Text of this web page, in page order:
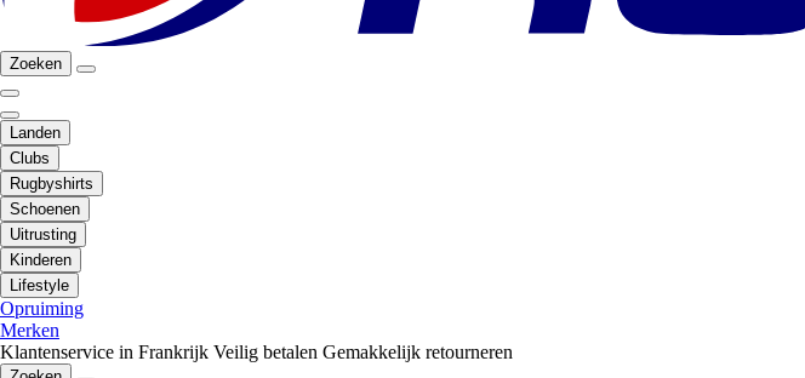
Zoeken
Landen
Clubs
Rugbyshirts
Schoenen
Uitrusting
Kinderen
Lifestyle
Opruiming
Merken
Klantenservice in Frankrijk Veilig betalen Gemakkelijk retourneren